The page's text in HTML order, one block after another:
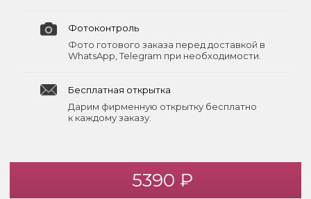
Фотоконтроль
Фото готового заказа перед доставкой в
WhatsApp, Telegram при необходимости.
Бесплатная открытка
Дарим фирменную открытку бесплатно
к каждому заказу.
5390 ₽